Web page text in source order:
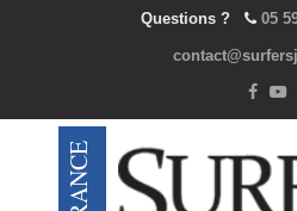
Questions ? 05